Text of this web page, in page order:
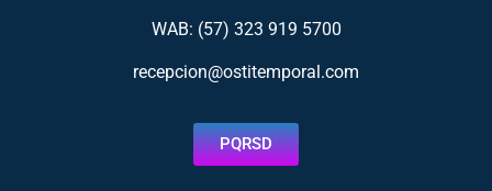
WAB: (57) 323 919 5700
recepcion@ostitemporal.com
PQRSD